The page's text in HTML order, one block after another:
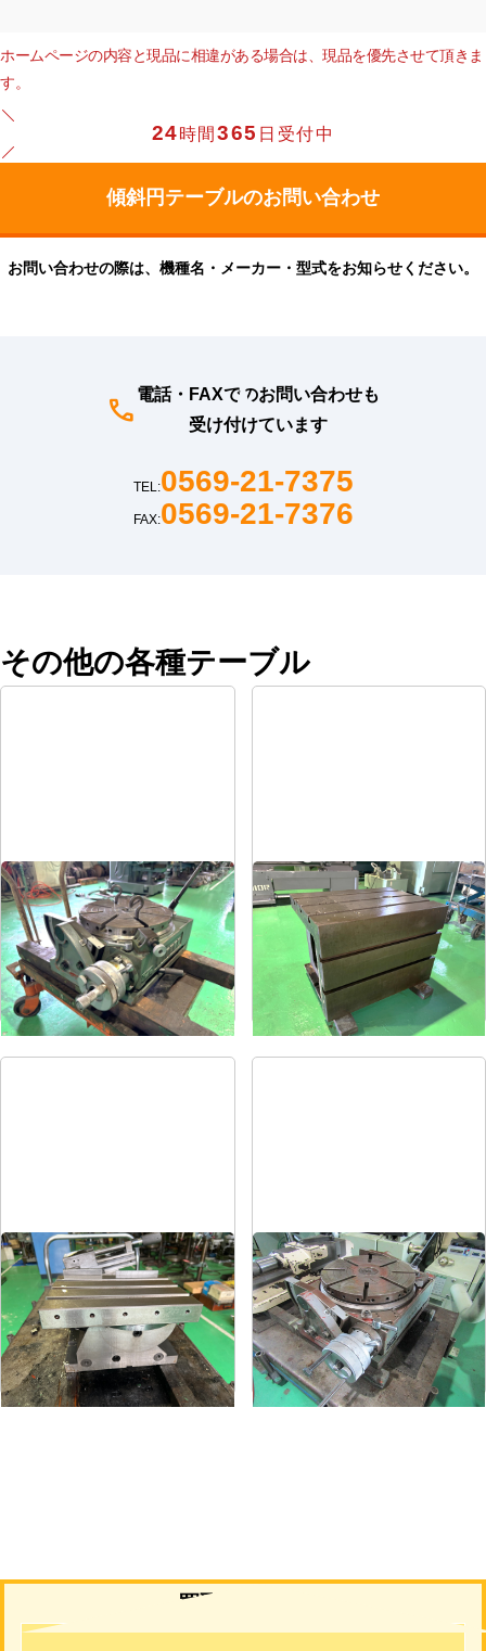
ホームページの内容と現品に相違がある場合は、現品を優先させて頂きま
す。
24時間365 日受付中
お問い合わせの際は、機種名・メーカー・型式をお知らせください。
電話・FAXでのお問い合わせも
受け付けています
TEL:0569-21-7375
FAX:0569-21-7376
その他の各種テーブル
傾斜円テーブル
メーカー 日研
形 式 NST-300HP
年 式1980
ラジアル用テーブル
メーカー
式-
式
傾斜回転角テーブル
メーカー -
形 式-
年 式-
傾斜円テーブル
メーカー 日研
形 式NST-300
年 式1973
買取について